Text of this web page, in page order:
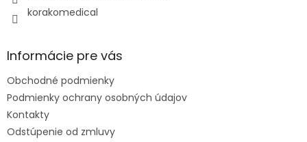
korakomedical
Informácie pre vás
Obchodné podmienky
Podmienky ochrany osobných údajov
Kontakty
Odstúpenie od zmluvy